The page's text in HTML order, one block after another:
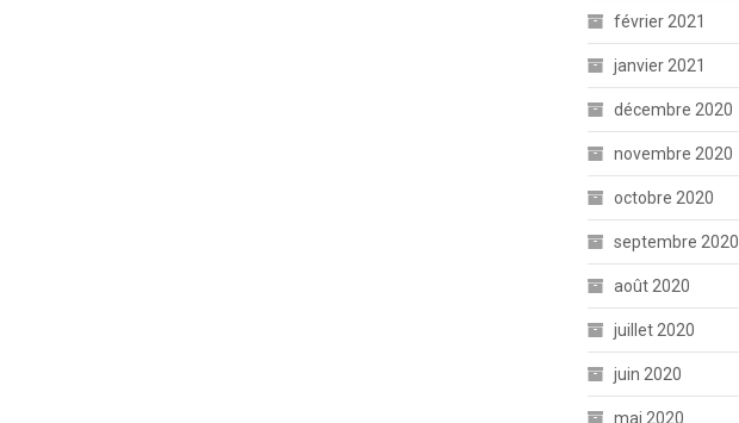
février 2021
janvier 2021
décembre 2020
novembre 2020
octobre 2020
septembre 2020
août 2020
juillet 2020
juin 2020
mai 2020